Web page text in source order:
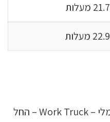
21.7 מעלות
22.9 מעלות
שברולט סילברדו EV חשמלי – Work Truck – החל